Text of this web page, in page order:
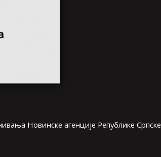
Новинске агенције Републике Српске